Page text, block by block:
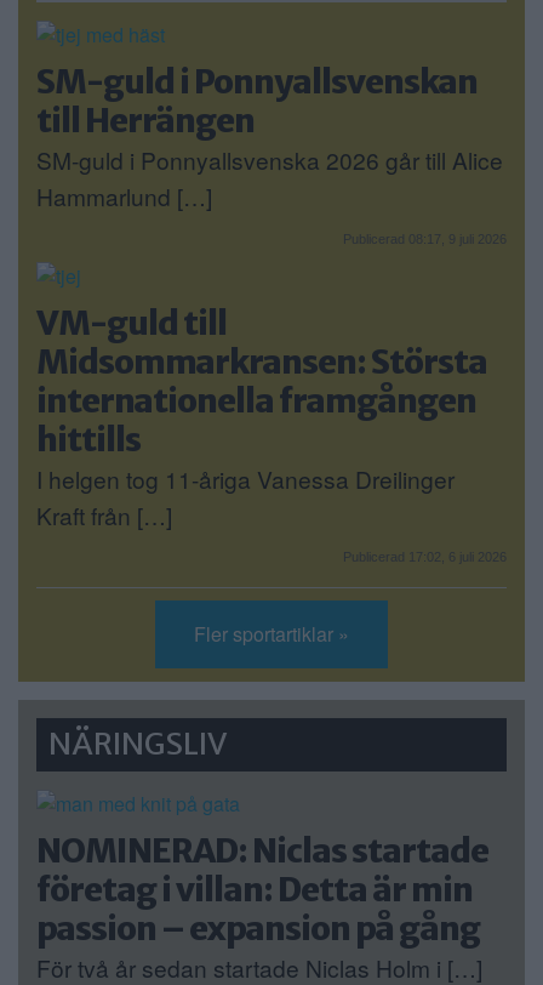
SM-guld i Ponnyallsvenskan
till Herrängen
SM-guld i Ponnyallsvenska 2026 går till Alice
Hammarlund […]
Publicerad 08:17, 9 juli 2026
VM-guld till
Midsommarkransen: Största
internationella framgången
hittills
I helgen tog 11-åriga Vanessa Dreilinger
Kraft från […]
Publicerad 17:02, 6 juli 2026
Fler sportartiklar »
NÄRINGSLIV
NOMINERAD: Niclas startade
företag i villan: Detta är min
passion – expansion på gång
För två år sedan startade Niclas Holm i […]